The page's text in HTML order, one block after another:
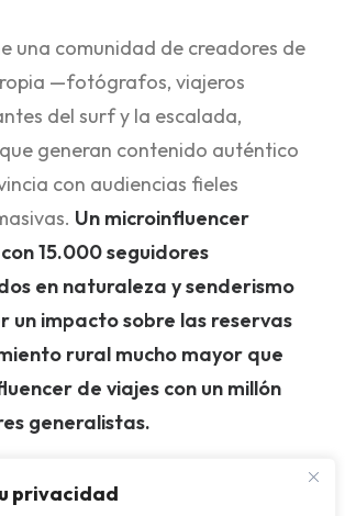
privacidad
una comunidad de creadores de
—fotógrafos, viajeros
del surf y la escalada,
generan contenido auténtico
con audiencias fieles
Un microinfluencer
15.000 seguidores
en naturaleza y senderismo
un impacto sobre las reservas
rural mucho mayor que
de viajes con un millón
generalistas.
una colaboración bien